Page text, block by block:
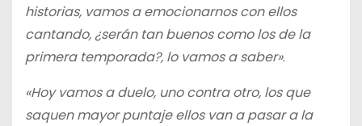
historias, vamos a emocionarnos con ellos
cantando, ¿serán tan buenos como los de la
primera temporada?, lo vamos a saber».
«Hoy vamos a duelo, uno contra otro, los que
saquen mayor puntaje ellos van a pasar a la